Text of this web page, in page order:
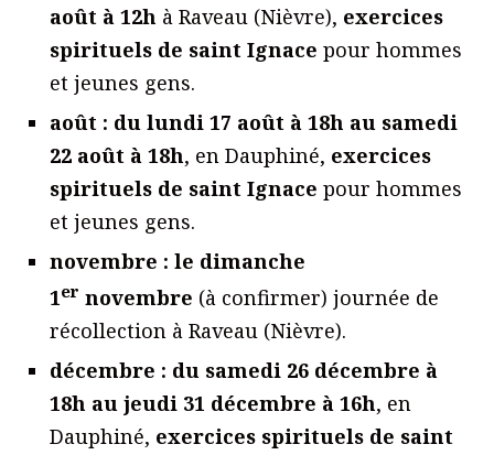
août à 12h à Raveau (Nièvre), exercices
spirituels de saint Ignace pour hommes
et jeunes gens.
août : du lundi 17 août à 18h au samedi
22 août à 18h, en Dauphiné, exercices
spirituels de saint Ignace pour hommes
et jeunes gens.
novembre : le dimanche
1er novembre (à confirmer) journée de
récollection à Raveau (Nièvre).
décembre : du samedi 26 décembre à
18h au jeudi 31 décembre à 16h, en
Dauphiné, exercices spirituels de saint